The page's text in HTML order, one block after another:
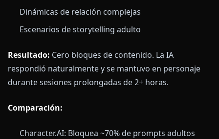
Dinámicas de relación complejas
Escenarios de storytelling adulto
Resultado: Cero bloques de contenido. La IA
respondió naturalmente y se mantuvo en personaje
durante sesiones prolongadas de 2+ horas.
Comparación:
Character.AI: Bloquea ~70% de prompts adultos